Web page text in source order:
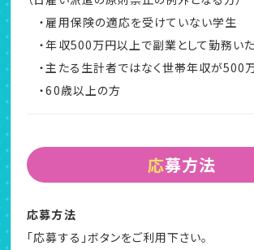
・雇用保険の適応を受けていない学生
・年収500万円以上で副業として勤務い
・主たる生計者ではなく世帯年収が500
・60歳以上の方
応募方法
応募方法
「応募する」ボタンをご利用下さい。